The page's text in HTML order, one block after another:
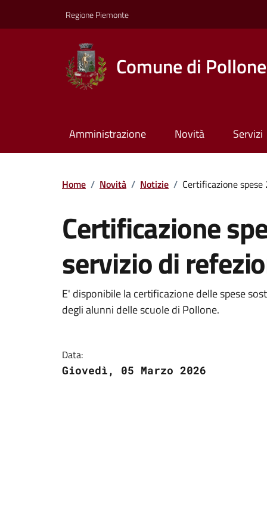
Regione Piemonte
Comune di Pollone
Amministrazione Novità Servizi
Home / Novità / Notizie / Certificazione
Certificazione
servizio di
E' disponibile la certificazione delle spese
degli alunni delle scuole di Pollone.
Data:
Giovedì, 05 Marzo 2026